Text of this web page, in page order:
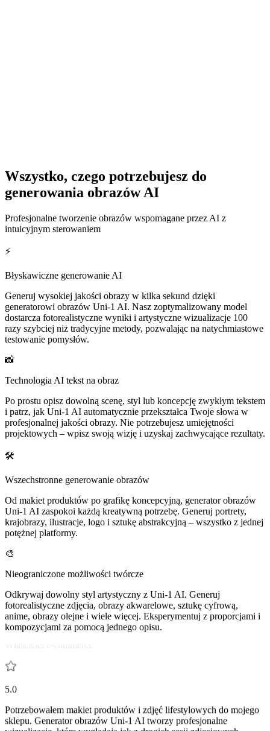
Edytuj obrazy z Uni-1 AI
Wszystko, czego potrzebujesz do
generowania obrazów AI
Profesjonalne tworzenie obrazów wspomagane przez AI z
intuicyjnym sterowaniem
⚡
Błyskawiczne generowanie AI
Generuj wysokiej jakości obrazy w kilka sekund dzięki
generatorowi obrazów Uni-1 AI. Nasz zoptymalizowany model
dostarcza fotorealistyczne wyniki i artystyczne wizualizacje 100
razy szybciej niż tradycyjne metody, pozwalając na natychmiastowe
testowanie pomysłów.
📸
Technologia AI tekst na obraz
Po prostu opisz dowolną scenę, styl lub koncepcję zwykłym tekstem
i patrz, jak Uni-1 AI automatycznie przekształca Twoje słowa w
profesjonalnej jakości obrazy. Nie potrzebujesz umiejętności
projektowych – wpisz swoją wizję i uzyskaj zachwycające rezultaty.
🛠️
Wszechstronne generowanie obrazów
Od makiet produktów po grafikę koncepcyjną, generator obrazów
Uni-1 AI zaspokoi każdą kreatywną potrzebę. Generuj portrety,
krajobrazy, ilustracje, logo i sztukę abstrakcyjną – wszystko z jednej
potężnej platformy.
🎨
Nieograniczone możliwości twórcze
Odkrywaj dowolny styl artystyczny z Uni-1 AI. Generuj
fotorealistyczne zdjęcia, obrazy akwarelowe, sztukę cyfrową,
anime, obrazy olejne i wiele więcej. Eksperymentuj z proporcjami i
kompozycjami za pomocą jednego opisu.
5.0
Generator obrazów Uni-1 AI całkowicie zmienił mój proces
twórczy. Mogę sprawdzić dziesiątki wariantów koncepcji w kilka
minut. Jakość dorównuje profesjonalnym narzędziom ilustratorskim,
a szybkość jest niesamowita.
David Chen
Dyrektor marketingu
5.0
Używamy Uni-1 do wszystkich wizualizacji naszych kampanii.
styl, jaki opisujemy. Nasz czas produkcji spadł o 80%.
Lisa Rodriguez
Twórczyni treści
Generator obrazów Uni-1 AI dostarcza spójne, wysokiej jakości
mojej pracy.
Jessica L.
Projektantka gier
Generowanie grafik koncepcyjnych jest fenomenalne. Używam
Uni-1 do szybkiego prototypowania projektów postaci i otoczenia.
AI rozumie złożone opisy i za każdym razem tworzy zachwycające
Michael Torres
5.0